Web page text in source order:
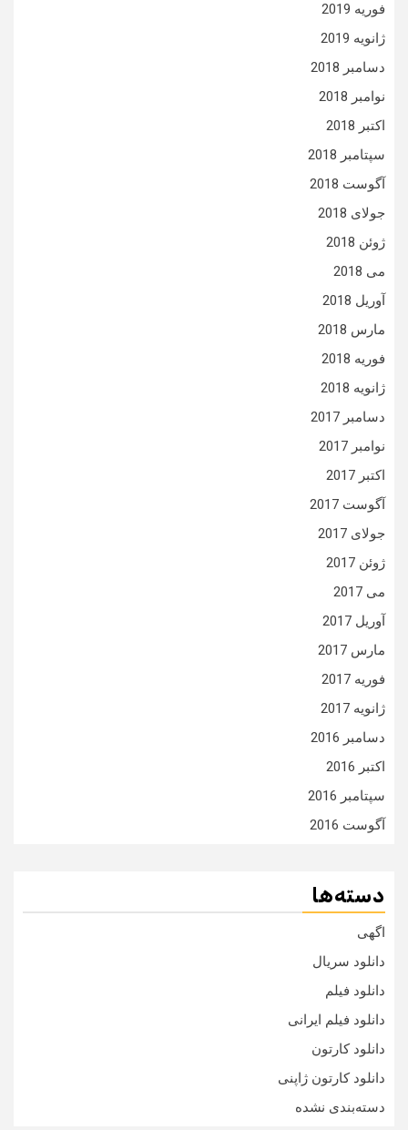
فوریه 2019
ژانویه 2019
دسامبر 2018
نوامبر 2018
اکتبر 2018
سپتامبر 2018
آگوست 2018
جولای 2018
ژوئن 2018
می 2018
آوریل 2018
مارس 2018
فوریه 2018
ژانویه 2018
دسامبر 2017
نوامبر 2017
اکتبر 2017
آگوست 2017
جولای 2017
ژوئن 2017
می 2017
آوریل 2017
مارس 2017
فوریه 2017
ژانویه 2017
دسامبر 2016
اکتبر 2016
سپتامبر 2016
آگوست 2016
دسته‌ها
اگهی
دانلود سریال
دانلود فیلم
دانلود فیلم ایرانی
دانلود کارتون
دانلود کارتون ژاپنی
دسته‌بندی نشده